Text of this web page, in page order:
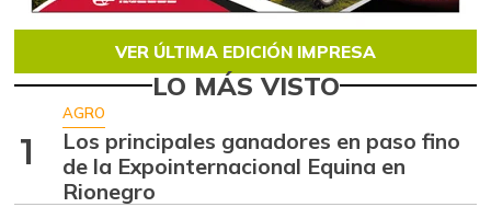
VER ÚLTIMA EDICIÓN IMPRESA
LO MÁS VISTO
1
AGRO
Los principales ganadores en paso fino
de la Expointernacional Equina en
Rionegro